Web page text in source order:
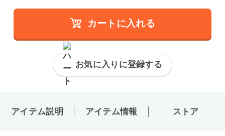
カートに入れる
お気に入りに登録する
アイテム説明 アイテム情報 ストア